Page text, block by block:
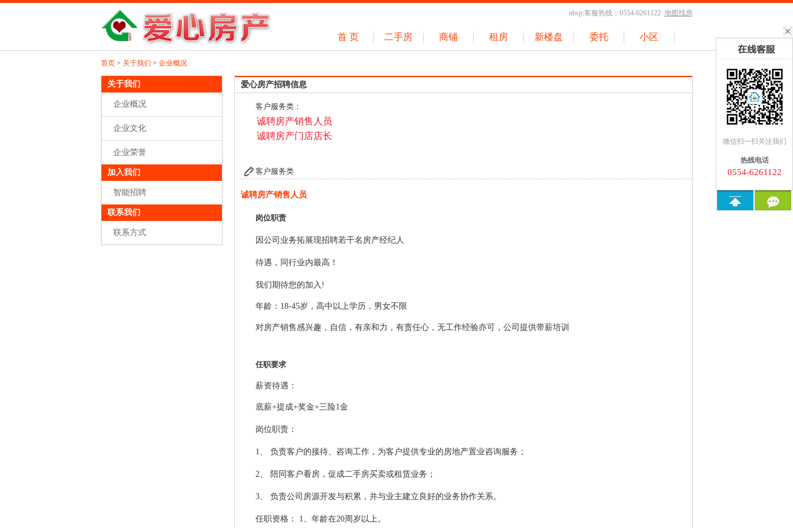
nbsp;客服热线：0554-6261122 地图找房
首 页 二手房 商铺 租房 新楼盘 委托 小区
微信扫一扫关注我们
热线电话
0554-6261122
首页> 关于我们 > 企业概况
关于我们
企业概况
企业文化
企业荣誉
加入我们
智能招聘
联系我们
联系方式
爱心房产招聘信息
客户服务类：
诚聘房产销售人员
诚聘房产门店店长
客户服务类
诚聘房产销售人员
岗位职责
因公司业务拓展现招聘若干名房产经纪人
待遇，同行业内最高！
我们期待您的加入!
年龄：18-45岁，高中以上学历，男女不限
对房产销售感兴趣，自信，有亲和力，有责任心，无工作经验亦可，公司提供带薪培训
任职要求
薪资待遇：
底薪+提成+奖金+三险1金
岗位职责：
1、 负责客户的接待、咨询工作，为客户提供专业的房地产置业咨询服务；
2、 陪同客户看房，促成二手房买卖或租赁业务；
3、 负责公司房源开发与积累，并与业主建立良好的业务协作关系。
任职资格： 1、年龄在20周岁以上。